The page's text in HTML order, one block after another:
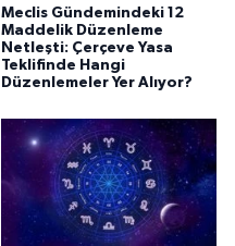
Meclis Gündemindeki 12
Maddelik Düzenleme
Netleşti: Çerçeve Yasa
Teklifinde Hangi
Düzenlemeler Yer Alıyor?